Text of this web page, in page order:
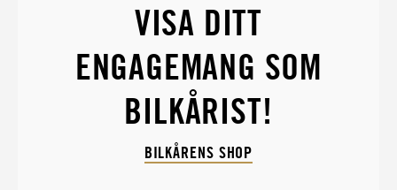
VISA DITT
ENGAGEMANG SOM
BILKÅRIST!
BILKÅRENS SHOP